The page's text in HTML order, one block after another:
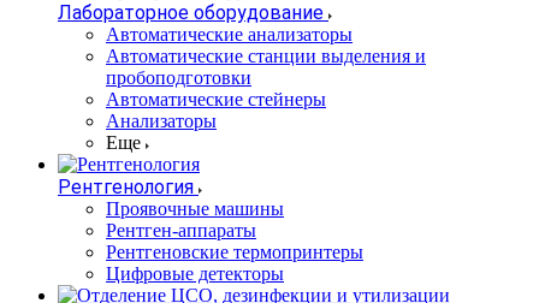
Лабораторное оборудование
Автоматические анализаторы
Автоматические станции выделения и
пробоподготовки
Автоматические стейнеры
Анализаторы
Еще
Рентгенология
Проявочные машины
Рентген-аппараты
Рентгеновские термопринтеры
Цифровые детекторы